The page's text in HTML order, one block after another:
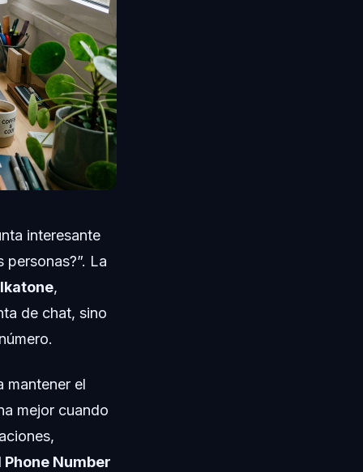
interesante
personas?”. La
,
de chat, sino
mantener el
mejor cuando
Phone Number